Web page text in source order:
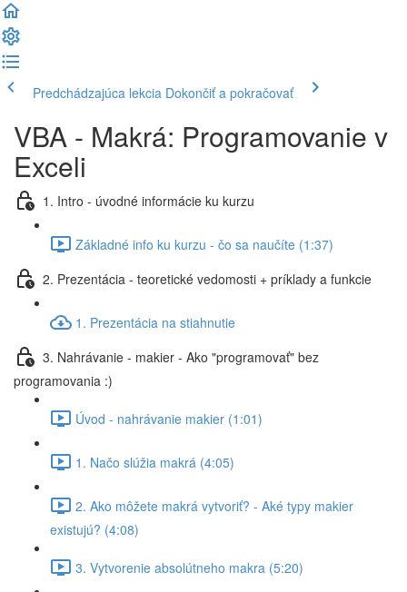
Predchádzajúca lekcia Dokončiť a pokračovať
VBA - Makrá: Programovanie v
Exceli
1. Intro - úvodné informácie ku kurzu
Základné info ku kurzu - čo sa naučíte (1:37)
2. Prezentácia - teoretické vedomosti + príklady a funkcie
1. Prezentácia na stiahnutie
3. Nahrávanie - makier - Ako "programovať" bez
programovania :)
Úvod - nahrávanie makier (1:01)
1. Načo slúžia makrá (4:05)
2. Ako môžete makrá vytvoriť? - Aké typy makier
existujú? (4:08)
3. Vytvorenie absolútneho makra (5:20)